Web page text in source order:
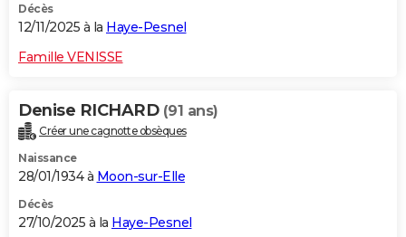
Décès
12/11/2025 à la Haye-Pesnel
Famille VENISSE
Denise RICHARD (91 ans)
Créer une cagnotte obsèques
Naissance
28/01/1934 à Moon-sur-Elle
Décès
27/10/2025 à la Haye-Pesnel